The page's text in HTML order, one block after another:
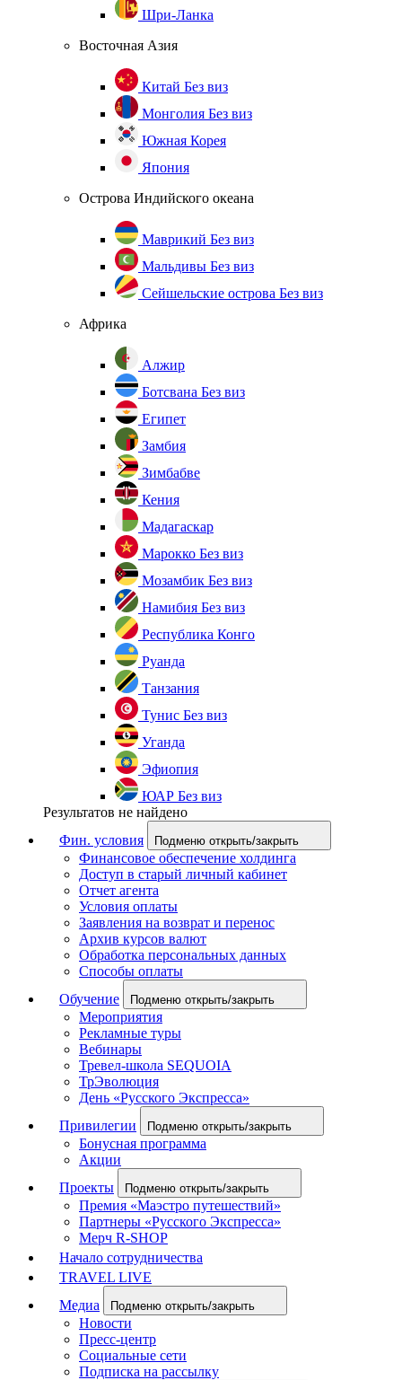
Шри-Ланка
Восточная Азия
Китай Без виз
Монголия Без виз
Южная Корея
Япония
Острова Индийского океана
Маврикий Без виз
Мальдивы Без виз
Сейшельские острова Без виз
Африка
Алжир
Ботсвана Без виз
Египет
Замбия
Зимбабве
Кения
Мадагаскар
Марокко Без виз
Мозамбик Без виз
Намибия Без виз
Республика Конго
Руанда
Танзания
Тунис Без виз
Уганда
Эфиопия
ЮАР Без виз
Результатов не найдено
Фин. условия
Подменю открыть/закрыть
Финансовое обеспечение холдинга
Доступ в старый личный кабинет
Отчет агента
Условия оплаты
Заявления на возврат и перенос
Архив курсов валют
Обработка персональных данных
Способы оплаты
Обучение
Подменю открыть/закрыть
Мероприятия
Рекламные туры
Вебинары
Тревел-школа SEQUOIA
ТрЭволюция
День «Русского Экспресса»
Привилегии
Подменю открыть/закрыть
Бонусная программа
Акции
Проекты
Подменю открыть/закрыть
Премия «Маэстро путешествий»
Партнеры «Русского Экспресса»
Мерч R-SHOP
Начало сотрудничества
TRAVEL LIVE
Медиа
Подменю открыть/закрыть
Новости
Пресс-центр
Социальные сети
Подписка на рассылку